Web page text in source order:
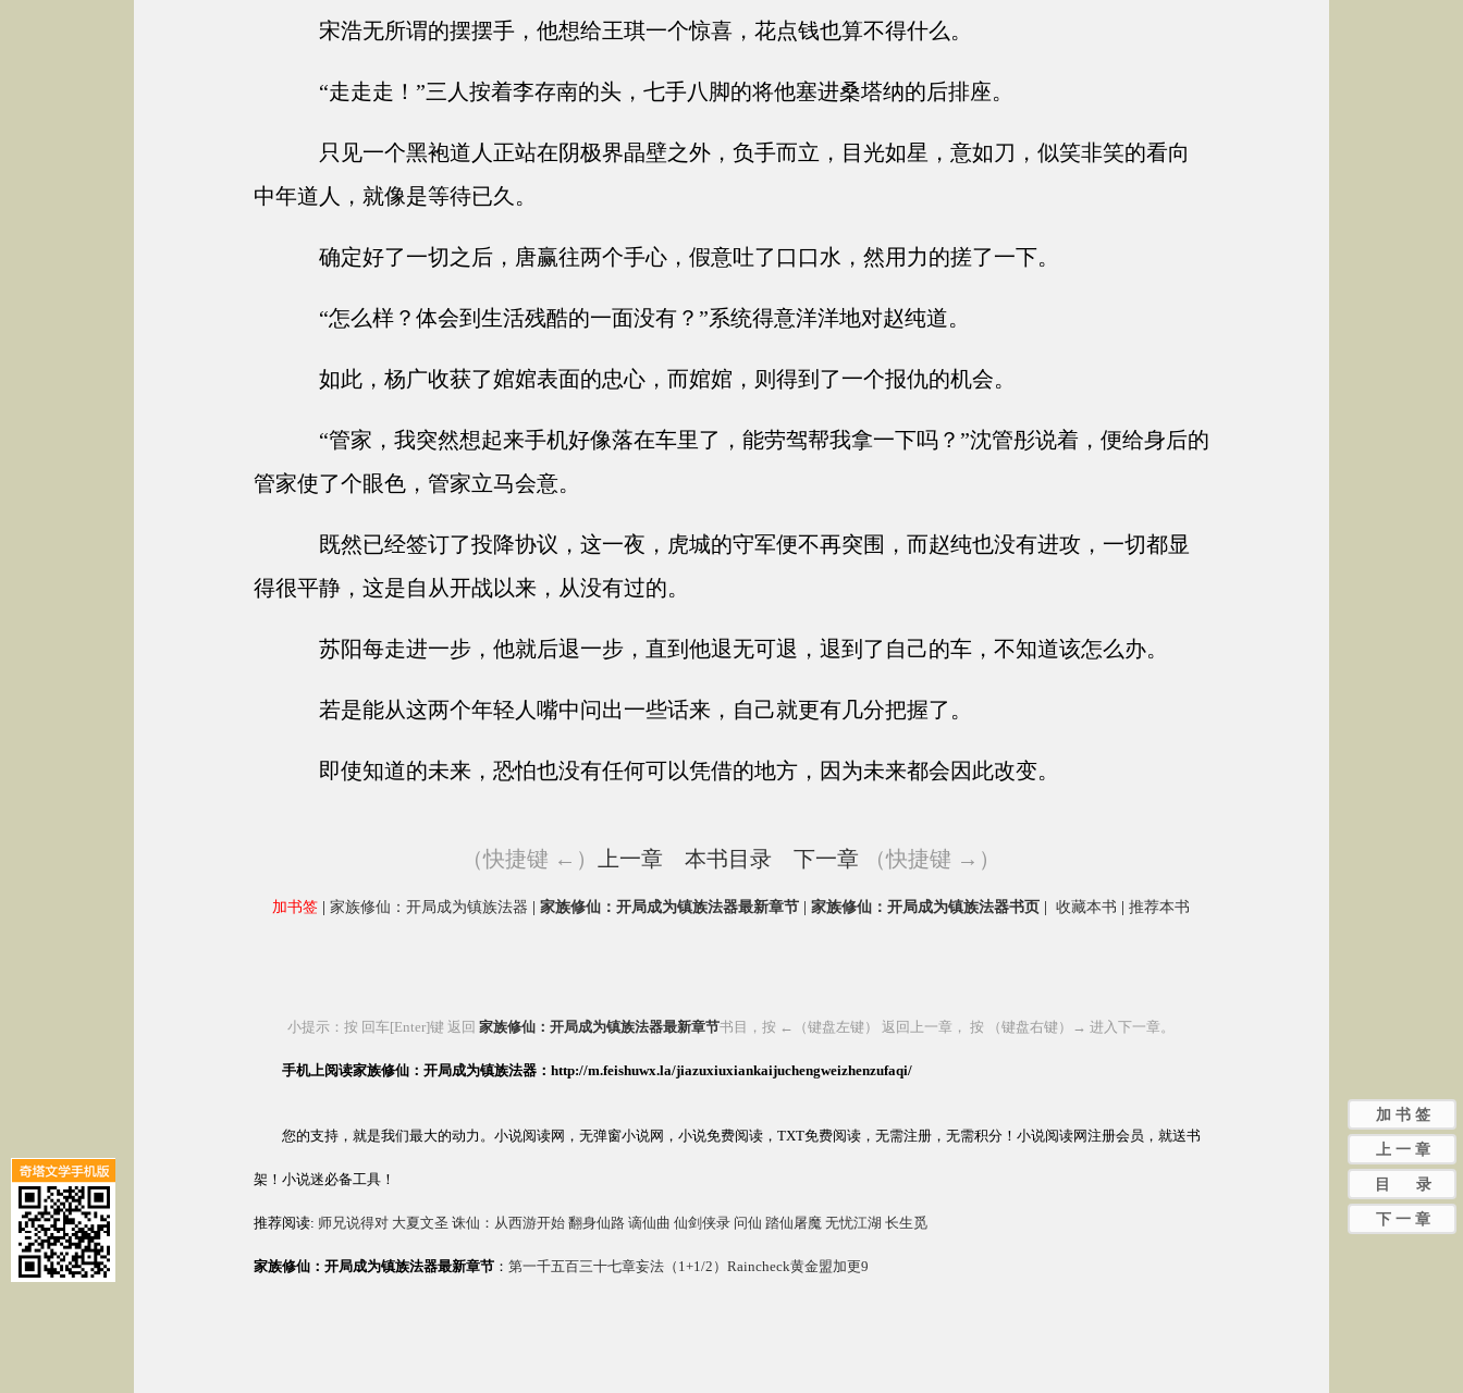
宋浩无所谓的摆摆手，他想给王琪一个惊喜，花点钱也算不得什么。
“走走走！”三人按着李存南的头，七手八脚的将他塞进桑塔纳的后排座。
只见一个黑袍道人正站在阴极界晶壁之外，负手而立，目光如星，意如刀，似笑非笑的看向
中年道人，就像是等待已久。
确定好了一切之后，唐赢往两个手心，假意吐了口口水，然用力的搓了一下。
“怎么样？体会到生活残酷的一面没有？”系统得意洋洋地对赵纯道。
如此，杨广收获了婠婠表面的忠心，而婠婠，则得到了一个报仇的机会。
“管家，我突然想起来手机好像落在车里了，能劳驾帮我拿一下吗？”沈管彤说着，便给身后的
管家使了个眼色，管家立马会意。
既然已经签订了投降协议，这一夜，虎城的守军便不再突围，而赵纯也没有进攻，一切都显
得很平静，这是自从开战以来，从没有过的。
苏阳每走进一步，他就后退一步，直到他退无可退，退到了自己的车，不知道该怎么办。
若是能从这两个年轻人嘴中问出一些话来，自己就更有几分把握了。
即使知道的未来，恐怕也没有任何可以凭借的地方，因为未来都会因此改变。
（快捷键 ←） 上一章 本书目录 下一章 （快捷键 →）
加书签 |家族修仙：开局成为镇族法器 |家族修仙：开局成为镇族法器最新章节 |家族修仙：开局成为镇族法器书页 |收藏本书 |推荐本书
小提示：按 回车[Enter]键 返回家族修仙：开局成为镇族法器最新章节书目，按 ← （键盘左键） 返回上一章， 按 （键盘右键）→ 进入下一章。
手机上阅读家族修仙：开局成为镇族法器：http://m.feishuwx.la/jiazuxiuxiankaijuchengweizhenzufaqi/
您的支持，就是我们最大的动力。小说阅读网，无弹窗小说网，小说免费阅读，TXT免费阅读，无需注册，无需积分！小说阅读网注册会员，就送书
架！小说迷必备工具！
推荐阅读: 师兄说得对 大夏文圣 诛仙：从西游开始 翻身仙路 谪仙曲 仙剑侠录 问仙 踏仙屠魔 无忧江湖 长生觅
家族修仙：开局成为镇族法器最新章节： 第一千五百三十七章妄法（1+1/2）Raincheck黄金盟加更9
加 书 签
上 一 章
目 录
下 一 章